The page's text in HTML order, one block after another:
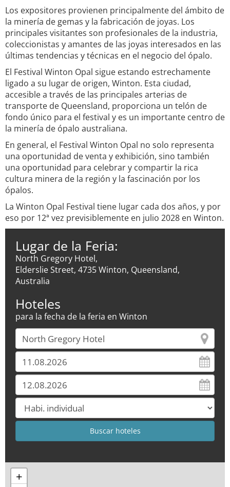
Los expositores provienen principalmente del ámbito de
la minería de gemas y la fabricación de joyas. Los
principales visitantes son profesionales de la industria,
coleccionistas y amantes de las joyas interesados en las
últimas tendencias y técnicas en el negocio del ópalo.
El Festival Winton Opal sigue estando estrechamente
ligado a su lugar de origen, Winton. Esta ciudad,
accesible a través de las principales arterias de
transporte de Queensland, proporciona un telón de
fondo único para el festival y es un importante centro de
la minería de ópalo australiana.
En general, el Festival Winton Opal no solo representa
una oportunidad de venta y exhibición, sino también
una oportunidad para celebrar y compartir la rica
cultura minera de la región y la fascinación por los
ópalos.
La Winton Opal Festival tiene lugar cada dos años, y por
eso por 12ª vez previsiblemente en julio 2028 en Winton.
Lugar de la Feria:
North Gregory Hotel,
Elderslie Street, 4735 Winton, Queensland,
Australia
Hoteles
para la fecha de la feria en Winton
+